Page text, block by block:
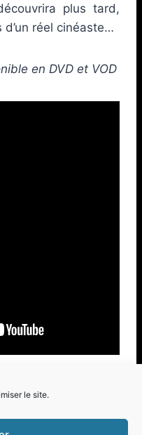
le site.
plus tard,
d’un réel cinéaste…
en DVD et VOD